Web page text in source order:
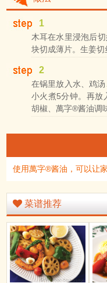
1
木耳在水里浸泡后
块切成薄片。生姜切
2
在锅里放入水、鸡
小火煮5分钟。再放
胡椒、萬字®酱油调
使用萬字®酱油，可以让
菜谱推荐